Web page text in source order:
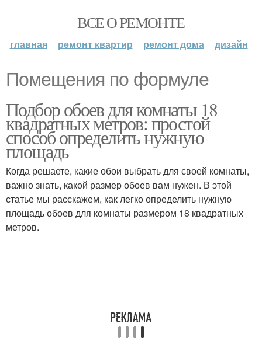
ВСЕ О РЕМОНТЕ
главная ремонт квартир ремонт дома дизайн
Помещения по формуле
Подбор обоев для комнаты 18
квадратных метров: простой
способ определить нужную
площадь
Когда решаете, какие обои выбрать для своей комнаты,
важно знать, какой размер обоев вам нужен. В этой
статье мы расскажем, как легко определить нужную
площадь обоев для комнаты размером 18 квадратных
метров.